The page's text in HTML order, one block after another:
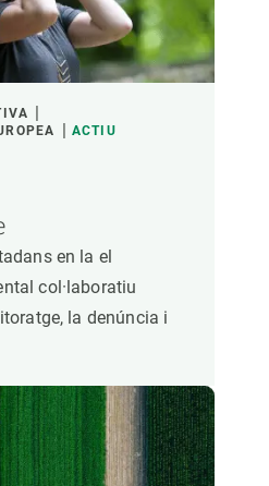
LIDERATGE EXTERN
ACTIU
en la el
col·laboratiu
la denúncia i